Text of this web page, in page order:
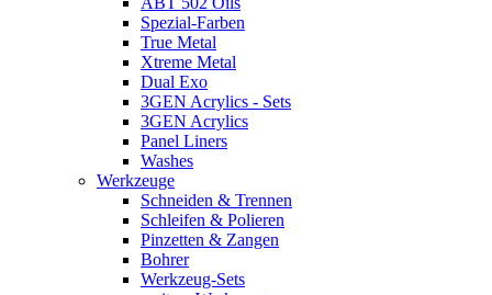
Spezial-Farben
True Metal
Xtreme Metal
Dual Exo
3GEN Acrylics - Sets
3GEN Acrylics
Panel Liners
Washes
Werkzeuge
Schneiden & Trennen
Schleifen & Polieren
Pinzetten & Zangen
Bohrer
Werkzeug-Sets